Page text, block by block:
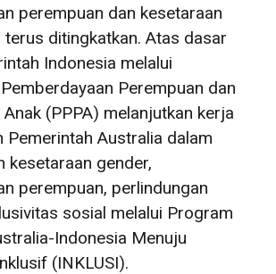
perempuan dan kesetaraan
ditingkatkan. Atas dasar
Indonesia melalui
Perempuan dan
(PPPA) melanjutkan kerja
Pemerintah Australia dalam
kesetaraan gender,
perempuan, perlindungan
sosial melalui Program
Indonesia Menuju
(INKLUSI).